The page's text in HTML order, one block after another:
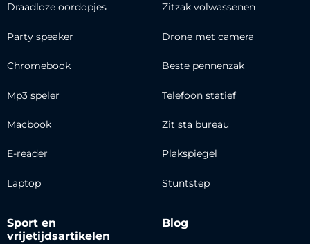
Draadloze oordopjes
Party speaker
Chromebook
Mp3 speler
Macbook
E-reader
Laptop
Zitzak volwassenen
Drone met camera
Beste pennenzak
Telefoon statief
Zit sta bureau
Plakspiegel
Stuntstep
Sport en
vrijetijdsartikelen
Blog